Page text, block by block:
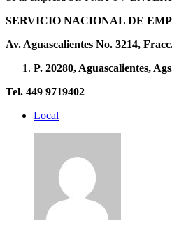
SERVICIO NACIONAL DE
Av. Aguascalientes No. 3214,
P. 20280, Aguascalientes,
Tel. 449 9719402
Local